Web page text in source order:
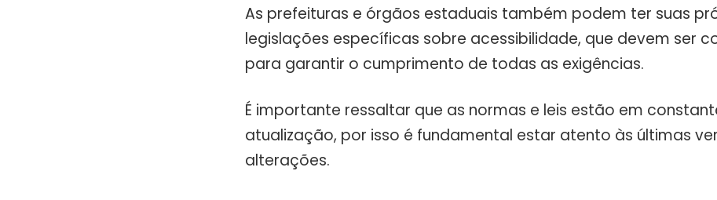
As prefeituras e órgãos estaduais também podem ter suas
legislações específicas sobre acessibilidade, que devem ser
para garantir o cumprimento de todas as exigências.
É importante ressaltar que as normas e leis estão em
atualização, por isso é fundamental estar atento às últimas
alterações.